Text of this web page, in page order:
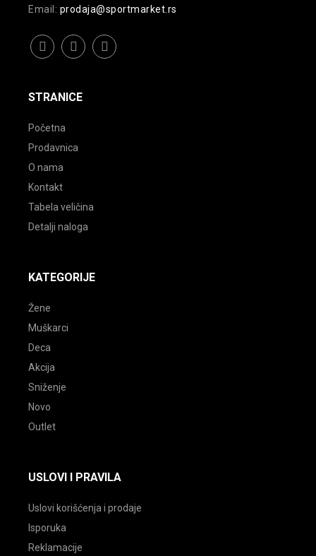
Email: prodaja@sportmarket.rs
STRANICE
Početna
Prodavnica
O nama
Kontakt
Tabela veličina
Detalji naloga
KATEGORIJE
Žene
Muškarci
Deca
Akcija
Sniženje
Novo
Outlet
USLOVI I PRAVILA
Uslovi korišćenja i prodaje
Isporuka
Reklamacije